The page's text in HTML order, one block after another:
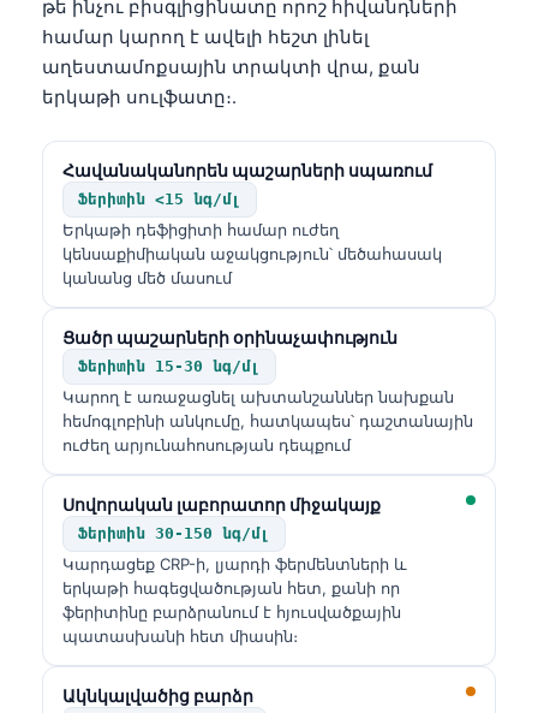
թե ինչու բիսգլիցինատը որոշ հիվանդների
համար կարող է ավելի հեշտ լինել
աղեստամոքսային տրակտի վրա, քան
երկաթի սուլֆատը։.
Հավանականորեն պաշարների սպառում
Ֆերիտին <15 նգ/մլ
Երկաթի դեֆիցիտի համար ուժեղ
կենսաքիմիական աջակցություն՝ մեծահասակ
կանանց մեծ մասում
Ցածր պաշարների օրինաչափություն
Ֆերիտին 15-30 նգ/մլ
Կարող է առաջացնել ախտանշաններ նախքան
հեմոգլոբինի անկումը, հատկապես՝ դաշտանային
ուժեղ արյունահոսության դեպքում
Սովորական լաբորատոր միջակայք
Ֆերիտին 30-150 նգ/մլ
Կարդացեք CRP-ի, լյարդի ֆերմենտների և
երկաթի հագեցվածության հետ, քանի որ
ֆերիտինը բարձրանում է հյուսվածքային
պատասխանի հետ միասին։
Ակնկալվածից բարձր